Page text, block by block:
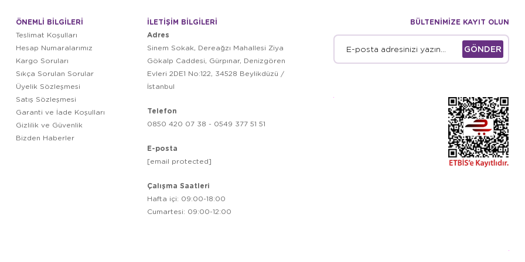
ÖNEMLİ BİLGİLERİ
Teslimat Koşulları
Hesap Numaralarımız
Kargo Soruları
Sıkça Sorulan Sorular
Üyelik Sözleşmesi
Satış Sözleşmesi
Garanti ve İade Koşulları
Gizlilik ve Güvenlik
Bizden Haberler
İLETİŞİM BİLGİLERİ
Adres
Sinem Sokak, Dereağzı Mahallesi Ziya
Gökalp Caddesi, Gürpınar, Denizgören
Evleri 2DE1 No:122, 34528 Beylikdüzü /
İstanbul
Telefon
0850 420 07 38 - 0549 377 51 51
E-posta
[email protected]
Çalışma Saatleri
Hafta içi: 09:00-18:00
Cumartesi: 09:00-12:00
BÜLTENİMİZE KAYIT OLUN
GÖNDER